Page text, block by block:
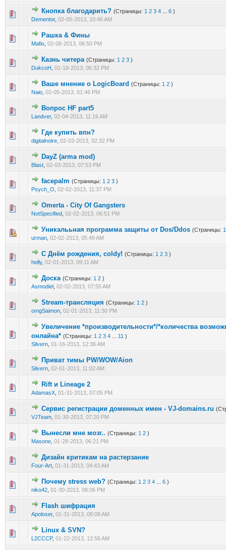
Кнопка благодарить? (Страницы: 1 2 3 4 6 )
Dementor, 02-05-2013, 10:46 AM
0 голос(ов) - 0 из 5 в среднем
12 34 5
Рашка & Фины
Mafio 02-06-2013, 06:50 PM
0 голос(ов) - 0 из 5 в среднем
Казнь читера (Страницы: 1 2 3 )
DukcoH 01-18-2013, 06:32 PM
0 голос(ов) - 0 из 5 в среднем
12345
Ваше мнение о LogicBoard (Страницы: 1 2 )
Naio 02-05-2013, 01:46 PM
0 голос(ов) - 0 из 5 в среднем
12345
Вопрос HF part5
Landver, 02-04-2013, 11:16 AM
0 голос(ов) - 0 из 5 в среднем
Где купить впн?
digitalnoire 02-03-2013, 02:32 PM
0 голос(ов) - 0 из 5 в среднем
DayZ (arma mod)
Blast 02-03-2013, 07:53 PM
0 голос(ов) - 0 из 5 в среднем
facepalm (Страницы: 1 2 3 )
Psych_O 02-02-2013, 11:37 PM
0 голос(ов) - 0 из 5 в среднем
123 4 5
Omerta - City Of Gangsters
NotSpecified 02-02-2013, 06:51 PM
0 голос(ов) - 0 из 5 в среднем
12345
Уникалььная программа защиты от Dos/Ddos (Страницы: 1
urman 02-02-2013, 05:49 AM
0 голос(ов) - 0 из 5 в среднем
12345
С Днём рождения, coldy! (Страницы: 1 2 3 )
helly, 02-01-2013, 09:11 AM
0 голос(ов) - 0 из 5 в среднем
12 345
Доска (Страницы: 1 2 )
Asmodiel 02-02-2013, 07:55 AM
0 голос(ов) - 0 из 5 в среднем
123
Stream-трансляция (Страницы: 1 2 )
omgSaimon 02-01-2013, 11:30 PM
0 голос(ов) - 0 из 5 в среднем
12345
Увеличение *производительности*/*количества
онлайна* (Страницы: 1 2 3 4 11 )
Silvern 01-16-2013, 12:36 AM
0 голос(ов) - 0 из 5 в среднем
12 3 4
Приват тимы PW/WOW/Aion
Silvern 02-01-2013, 11:02 AM
0 голос(ов) - 0 из 5 в среднем
12345
Rift и Lineage 2
AdamasX 01-31-2013, 07:05 PM
0 голос(ов) - 0 из 5 в среднем
Сервис регистрации доменных имен - VJ-domains.ru
VJTeam 01-30-2013, 07:20 PM
0 голос(ов) - 0 из 5 в среднем
123 45
Вынесли мне мозг.. (Страницы: 1 2 )
Masone 01-28-2013, 06:21 PM
0 голос(ов) - 0 из 5 в среднем
123 45
Дизайн критикам на растерзание
Four-Art 01-31-2013, 04:43 AM
0 голос(ов) - 0 из 5 в среднем
1 2345
Почему stress web? (Страницы: 1 2 3 4 6 )
niko42 01-30-2013, 08:06 PM
0 голос(ов) - 0 из 5 в среднем
123 45
Flash шифрация
Apoloser, 01-31-2013, 08:08 AM
0 голос(ов) - 0 из 5 в среднем
Linux & SVN?
L2CCCP, 01-22-2013, 12:56 AM
0 голос(ов) - 0 из 5 в среднем